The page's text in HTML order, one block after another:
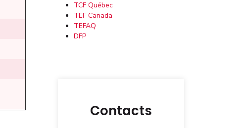
TCF Québec
TEF Canada
TEFAQ
DFP
Contacts